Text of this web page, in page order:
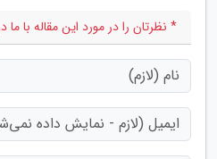
* نظرتان را در مورد این مقاله با ما